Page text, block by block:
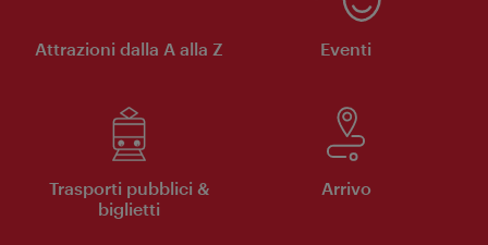
Attrazioni dalla A alla Z Eventi
Trasporti pubblici &
biglietti
Arrivo